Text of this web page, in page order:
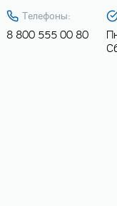
Телефоны:
8 800 555 00 80